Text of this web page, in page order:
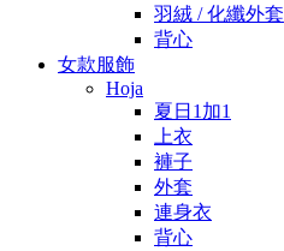
羽絨 / 化纖外套
背心
女款服飾
Hoja
夏日1加1
上衣
褲子
外套
連身衣
背心